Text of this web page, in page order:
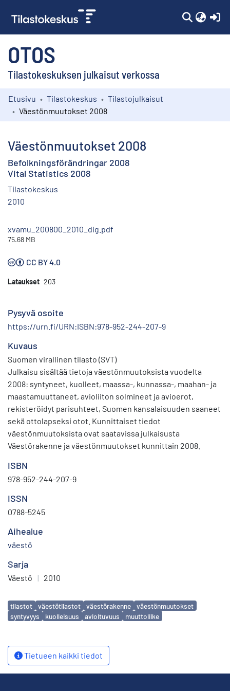
OTOS
Tilastokeskuksen julkaisut verkossa
Kokoelmat
Etusivu Tilastokeskus
Tilastojulkaisut
Väestönmuutokset 2008
Väestönmuutokset 2008
Befolkningsförändringar 2008
Vital Statistics 2008
Tilastokeskus
2010
xvamu_200800_2010_dig.pdf
75.68 MB
CC BY 4.0
Lataukset 203
Pysyvä osoite
https://urn.fi/URN:ISBN:978-952-244-207-9
Kuvaus
Suomen virallinen tilasto (SVT)
Julkaisu sisältää tietoja väestönmuutoksista vuodelta
2008: syntyneet, kuolleet, maassa-, kunnassa-, maahan- ja
maastamuuttaneet, avioliiton solmineet ja avioerot,
rekisteröidyt parisuhteet, Suomen kansalaisuuden saaneet
sekä ottolapseksi otot. Kunnittaiset tiedot
väestönmuutoksista ovat saatavissa julkaisusta
Väestörakenne ja väestönmuutokset kunnittain 2008.
ISBN
978-952-244-207-9
ISSN
0788-5245
Aihealue
väestö
Sarja
Väestö | 2010
Avainsanat
tilastot väestötilastot väestörakenne
väestönmuutokset
syntyvyys
kuolleisuus avioituvuus muuttoliike
Tietueen kaikki tiedot